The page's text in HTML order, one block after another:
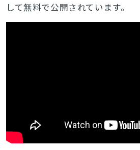
して無料で公開されています。